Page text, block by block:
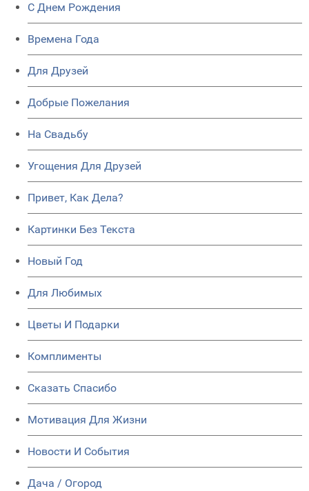
C Днем Рождения
Времена Года
Для Друзей
Добрые Пожелания
На Свадьбу
Угощения Для Друзей
Привет, Как Дела?
Картинки Без Текста
Новый Год
Для Любимых
Цветы И Подарки
Комплименты
Сказать Спасибо
Мотивация Для Жизни
Новости И События
Дача / Огород